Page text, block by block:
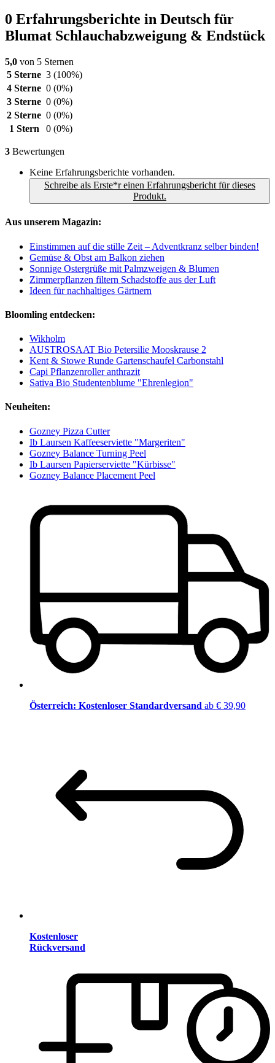
0 Erfahrungsberichte in Deutsch für
Blumat Schlauchabzweigung & Endstück
5,0 von 5 Sternen
5 Sterne 3 (100%)
4 Sterne 0 (0%)
3 Sterne 0 (0%)
2 Sterne 0 (0%)
1 Stern
0 (0%)
3 Bewertungen
Keine Erfahrungsberichte vorhanden.
Schreibe als Erste*r einen Erfahrungsbericht für dieses
Produkt.
Aus unserem Magazin:
Einstimmen auf die stille Zeit – Adventkranz selber binden!
Gemüse & Obst am Balkon ziehen
Sonnige Ostergrüße mit Palmzweigen & Blumen
Zimmerpflanzen filtern Schadstoffe aus der Luft
Ideen für nachhaltiges Gärtnern
Bloomling entdecken:
Wikholm
AUSTROSAAT Bio Petersilie Mooskrause 2
Kent & Stowe Runde Gartenschaufel Carbonstahl
Capi Pflanzenroller anthrazit
Sativa Bio Studentenblume "Ehrenlegion"
Neuheiten:
Gozney Pizza Cutter
Ib Laursen Kaffeeserviette "Margeriten"
Gozney Balance Turning Peel
Ib Laursen Papierserviette "Kürbisse"
Gozney Balance Placement Peel
Österreich: Kostenloser Standardversand ab € 39,90
Kostenloser
Rückversand